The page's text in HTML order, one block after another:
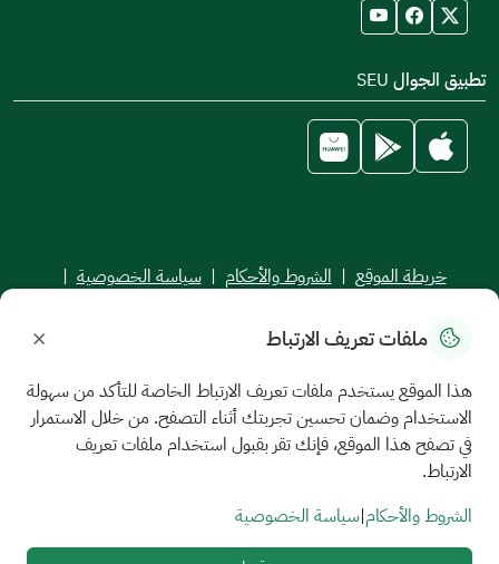
تطبيق الجوال SEU
خريطة الموقع | الشروط والأحكام | سياسة الخصوصية |
جميع الحقوق محفوظة للجامعة السعودية الإلكترونية © 2026
ملفات تعريف الارتباط ×
هذا الموقع يستخدم ملفات تعريف الارتباط الخاصة للتأكد من سهولة
الاستخدام وضمان تحسين تجربتك أثناء التصفح. من خلال الاستمرار
في تصفح هذا الموقع، فإنك تقر بقبول استخدام ملفات تعريف
الارتباط.
الشروط والأحكام|سياسة الخصوصية